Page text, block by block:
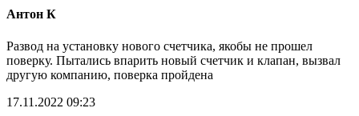
Антон К
Развод на установку нового счетчика, якобы не прошел
поверку. Пытались впарить новый счетчик и клапан, вызвал
другую компанию, поверка пройдена
17.11.2022 09:23